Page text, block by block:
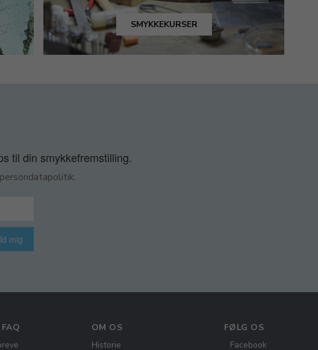
SMYKKEKURSER
til din smykkefremstilling.
persondatapolitik.
mig
OM OS
Historie
FØLG OS
Facebook